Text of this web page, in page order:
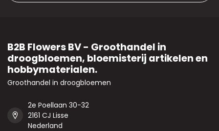
B2B Flowers BV - Groothandel in
droogbloemen, bloemisterij artikelen en
hobbymaterialen.
Groothandel in droogbloemen
2e Poellaan 30-32
2161 CJ Lisse
Nederland